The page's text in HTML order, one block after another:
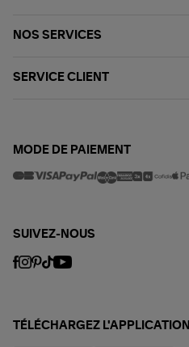
NOS SERVICES
SERVICE CLIENT
MODE DE PAIEMENT
SUIVEZ-NOUS
TÉLÉCHARGEZ L'APPLICATION